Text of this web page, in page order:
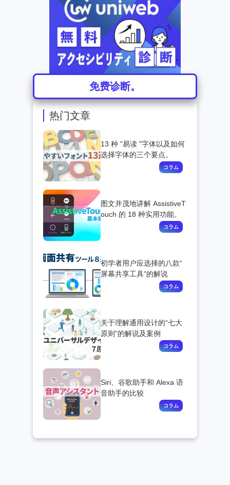
热门文章
13 种 "易读 "字体以及如何
选择字体的三个要点。
图文并茂地讲解 AssistiveT
ouch 的 18 种实用功能。
初学者用户应选择的八款“
屏幕共享工具”的解说
关于理解通用设计的“七大
原则”的解说及案例
Siri、谷歌助手和 Alexa 语
音助手的比较
免费诊断。